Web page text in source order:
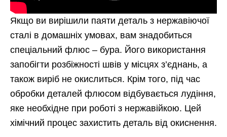
Якщо ви вирішили паяти деталь з нержавіючої
сталі в домашніх умовах, вам знадобиться
спеціальний флюс – бура. Його використання
запобігти розбіжності швів у місцях з’єднань, а
також виріб не окислиться. Крім того, під час
обробки деталей флюсом відбувається лудіння,
яке необхідне при роботі з нержавійкою. Цей
хімічний процес захистить деталь від окиснення.